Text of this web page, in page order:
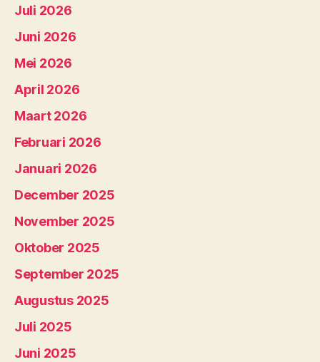
Juli 2026
Juni 2026
Mei 2026
April 2026
Maart 2026
Februari 2026
Januari 2026
December 2025
November 2025
Oktober 2025
September 2025
Augustus 2025
Juli 2025
Juni 2025